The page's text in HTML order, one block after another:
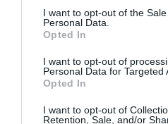
consent section.
I want to opt-out of the
Personal Data.
Opted In
I want to opt-out of
Personal Data for Targeted
Opted In
I want to opt-out of
Retention, Sale, and/or
bennünket az EGRI